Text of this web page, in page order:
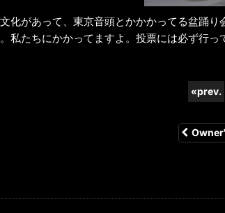
化があって、東京音頭とかかかってる盆踊
私たちにかかってますよ。投票には必ず行
«prev.